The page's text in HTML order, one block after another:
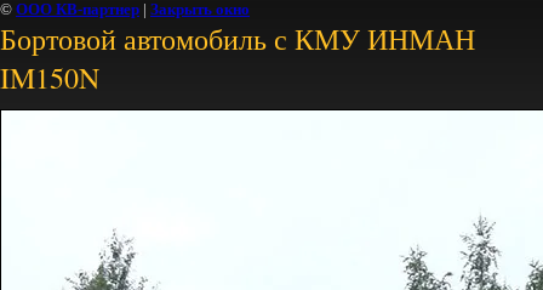
© ООО КВ-партнер | Закрыть окно
Бортовой автомобиль с КМУ ИНМАН
IM150N